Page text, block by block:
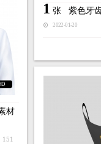
1 张 紫色牙
2022-01-20
材
151